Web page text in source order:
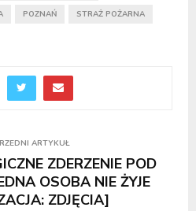
POZNAŃ STRAŻ POŻARNA
ARTYKUŁ
ZDERZENIE POD
OSOBA NIE ŻYJE
ZDJĘCIA]